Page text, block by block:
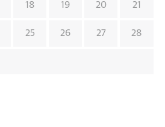
18 19 20 21
25 26 27 28